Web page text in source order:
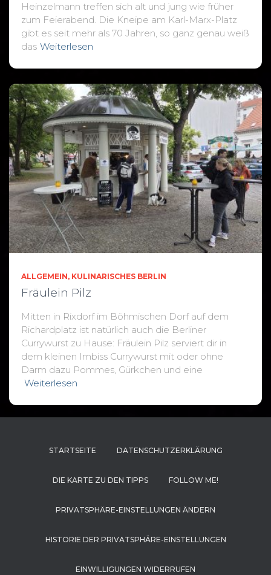
Heinzelmann treffen sich alt und jung wie früher
zum Feierabend. Die Kneipe am Karl-Marx-Platz
gibt es seit mehr als 70 Jahren, so ganz genau weiß
das Weiterlesen
ALLGEMEIN KULINARISCHES BERLIN
Fräulein Pilz
Mitten in Rixdorf im Böhmischen Dorf auf dem
Richardplatz ist natürlich auch die Berliner
Currywurst zu Hause: Fräulein Pilz serviert dir in
dem kleinen Imbiss Currywurst mit oder ohne
Darm dazu Pommes, Gürkchen und eine
Weiterlesen
STARTSEITE DATENSCHUTZERKLÄRUNG
DIE KARTE ZU DEN TIPPS FOLLOW ME!
PRIVATSPHÄRE-EINSTELLUNGEN ÄNDERN
HISTORIE DER PRIVATSPHÄRE-EINSTELLUNGEN
EINWILLIGUNGEN WIDERRUFEN